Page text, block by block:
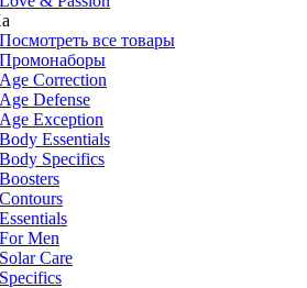
Посмотреть все товары
Промонаборы
Age Correction
Age Defense
Age Exception
Body Essentials
Body Specifics
Boosters
Contours
Essentials
For Men
Solar Care
Specifics